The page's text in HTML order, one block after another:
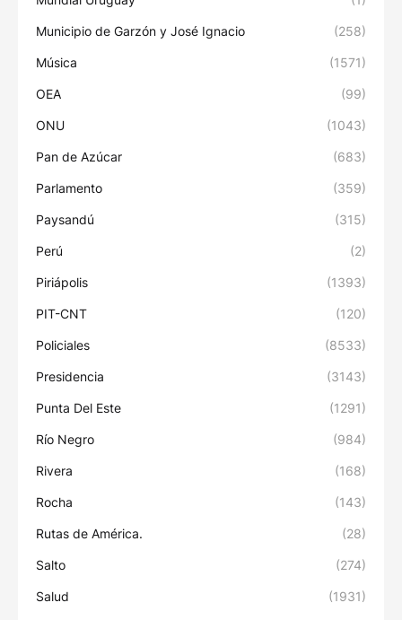
Municipio de Garzón y José Ignacio (258)
Música (1571)
OEA (99)
ONU (1043)
Pan de Azúcar (683)
Parlamento (359)
Paysandú (315)
Perú (2)
Piriápolis (1393)
PIT-CNT (120)
Policiales (8533)
Presidencia (3143)
Punta Del Este (1291)
Río Negro (984)
Rivera (168)
Rocha (143)
Rutas de América. (28)
Salto (274)
Salud (1931)